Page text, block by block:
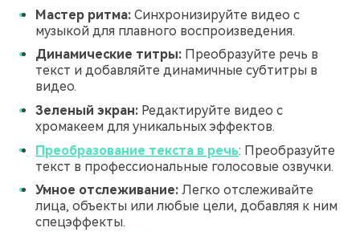
Мастер ритма: Синхронизируйте видео с
музыкой для плавного воспроизведения.
Динамические титры: Преобразуйте речь в
текст и добавляйте динамичные субтитры в
видео.
Зеленый экран: Редактируйте видео с
хромакеем для уникальных эффектов.
Преобразование текста в речь: Преобразуйте
текст в профессиональные голосовые озвучки.
Умное отслеживание: Легко отслеживайте
лица, объекты или любые цели, добавляя к ним
спецэффекты.